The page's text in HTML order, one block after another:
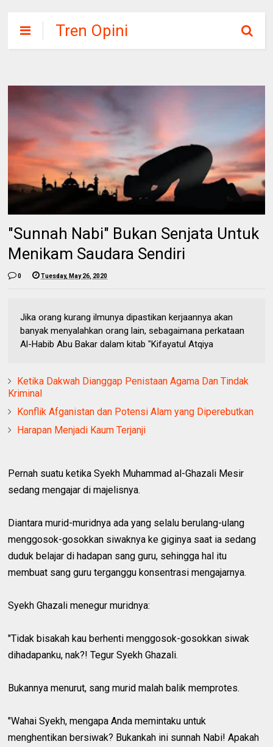
Tren Opini
"Sunnah Nabi" Bukan Senjata Untuk
Menikam Saudara Sendiri
0 Tuesday, May 26, 2020
Jika orang kurang ilmunya dipastikan kerjaannya akan
banyak menyalahkan orang lain, sebagaimana perkataan
Al-Habib Abu Bakar dalam kitab "Kifayatul Atqiya
Ketika Dakwah Dianggap Penistaan Agama Dan Tindak
Kriminal
Konflik Afganistan dan Potensi Alam yang Diperebutkan
Harapan Menjadi Kaum Terjanji
Pernah suatu ketika Syekh Muhammad al-Ghazali Mesir
sedang mengajar di majelisnya.
Diantara murid-muridnya ada yang selalu berulang-ulang
menggosok-gosokkan siwaknya ke giginya saat ia sedang
duduk belajar di hadapan sang guru, sehingga hal itu
membuat sang guru terganggu konsentrasi mengajarnya.
Syekh Ghazali menegur muridnya:
"Tidak bisakah kau berhenti menggosok-gosokkan siwak
dihadapanku, nak?! Tegur Syekh Ghazali.
Bukannya menurut, sang murid malah balik memprotes.
"Wahai Syekh, mengapa Anda memintaku untuk
menghentikan bersiwak? Bukankah ini sunnah Nabi! Apakah